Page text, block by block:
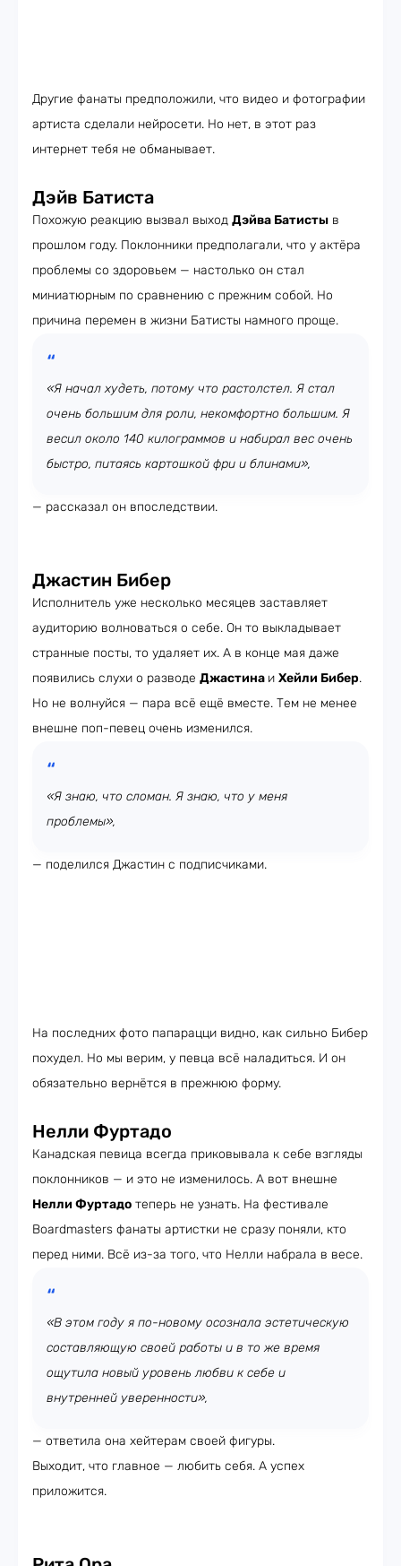
Другие фанаты предположили, что видео и фотографии
артиста сделали нейросети. Но нет, в этот раз
интернет тебя не обманывает.
Дэйв Батиста
Похожую реакцию вызвал выход Дэйва Батисты в
прошлом году. Поклонники предполагали, что у актёра
проблемы со здоровьем — настолько он стал
миниатюрным по сравнению с прежним собой. Но
причина перемен в жизни Батисты намного проще.
«Я начал худеть, потому что растолстел. Я стал
очень большим для роли, некомфортно большим. Я
весил около 140 килограммов и набирал вес очень
быстро, питаясь картошкой фри и блинами»,
— рассказал он впоследствии.
Джастин Бибер
Исполнитель уже несколько месяцев заставляет
аудиторию волноваться о себе. Он то выкладывает
странные посты, то удаляет их. А в конце мая даже
появились слухи о разводе Джастина и Хейли Бибер.
Но не волнуйся — пара всё ещё вместе. Тем не менее
внешне поп-певец очень изменился.
«Я знаю, что сломан. Я знаю, что у меня
проблемы»,
— поделился Джастин с подписчиками.
На последних фото папарацци видно, как сильно Бибер
похудел. Но мы верим, у певца всё наладиться. И он
обязательно вернётся в прежнюю форму.
Нелли Фуртадо
Канадская певица всегда приковывала к себе взгляды
поклонников — и это не изменилось. А вот внешне
Нелли Фуртадо теперь не узнать. На фестивале
Boardmasters фанаты артистки не сразу поняли, кто
перед ними. Всё из-за того, что Нелли набрала в весе.
«В этом году я по-новому осознала эстетическую
составляющую своей работы и в то же время
ощутила новый уровень любви к себе и
внутренней уверенности»,
— ответила она хейтерам своей фигуры.
Выходит, что главное — любить себя. А успех
приложится.